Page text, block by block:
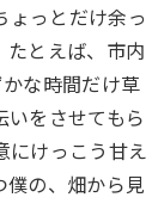
ょっとだけ余っ
とえば、市内
な時間だけ草
をさせてもら
にけっこう甘え
の、畑から見